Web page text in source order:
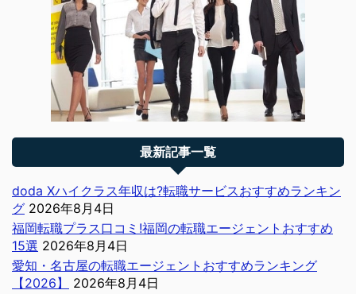
最新記事一覧
doda Xハイクラス年収は?転職サービスおすすめランキン
グ 2026年8月4日
福岡転職プラス口コミ!福岡の転職エージェントおすすめ
15選 2026年8月4日
愛知・名古屋の転職エージェントおすすめランキング
【2026】
2026年8月4日